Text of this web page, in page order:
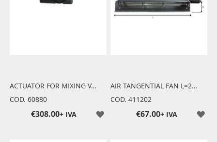
ACTUATOR FOR MIXING VALVE
COD. 60880
+ IVA
€308.00
AIR TANGENTIAL FAN L=270mm
COD. 411202
+ IVA
€67.00